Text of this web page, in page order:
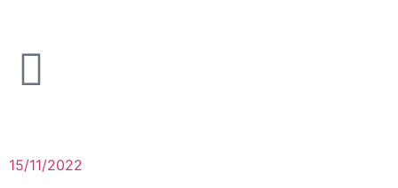
15/11/2022